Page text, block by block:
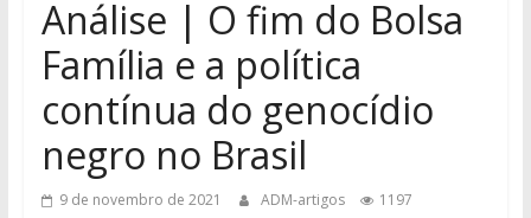
Análise | O fim do Bolsa
Família e a política
contínua do genocídio
negro no Brasil
9 de novembro de 2021 ADM-artigos
1197